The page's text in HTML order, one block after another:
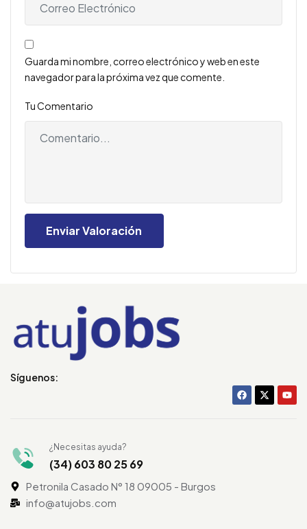
Guarda mi nombre, correo electrónico y web en este
navegador para la próxima vez que comente.
Tu Comentario
Síguenos:
¿Necesitas ayuda?
(34) 603 80 25 69
Petronila Casado N° 18 09005 - Burgos
info@atujobs.com